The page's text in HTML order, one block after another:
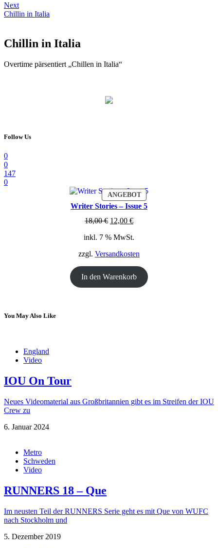
Next
Chillin in Italia
Chillin in Italia
Overtime pärsentiert „Chillen in Italia“
Follow Us
0
0
147
0
ANGEBOTPRODUKT
IM
ANGEBOT
Writer Stories – Issue 5
18,00€ Ursprünglicher
war:
12,00 €Aktueller
ist:
inkl. 7 % MwSt.
zzgl. Versandkosten
In den Warenkorb
You May Also Like
England
Video
IOU On Tour
Neues Videomaterial aus Großbritannien gibt es im Streifen der IOU
Crew zu
6. Januar 2024
Metro
Schweden
Video
RUNNERS 18 – Que
Im neusten Teil der RUNNERS Serie geht es mit Que von WUFC
nach Stockholm und
5. Dezember 2019